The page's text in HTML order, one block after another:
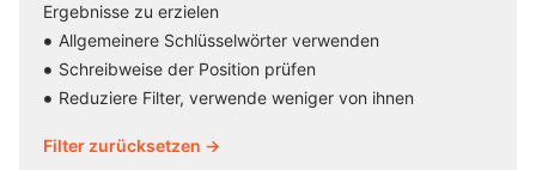
Ergebnisse zu erzielen
Allgemeinere Schlüsselwörter verwenden
Schreibweise der Position prüfen
Reduziere Filter, verwende weniger von ihnen
Filter zurücksetzen →